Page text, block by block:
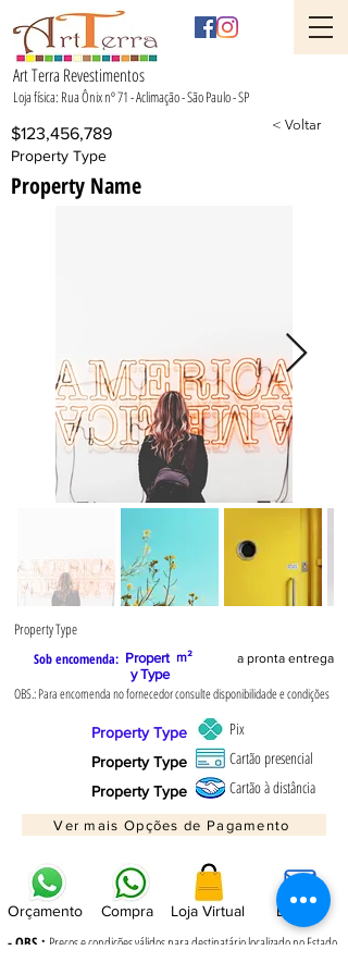
Art Terra Revestimentos
Loja física: Rua Ônix nº 71 - Aclimação - São Paulo - SP
$123,456,789 < Voltar
Property Type
Property Name
Property Type
Sob encomenda: Propert
y Type
m² a pronta entrega
OBS.: Para encomenda no fornecedor consulte disponibilidade e condições
Property Type Pix
Property Type Cartão presencial
Property Type Cartão à distância
Ver mais Opções de Pagamento
Orçamento Compra Loja Virtual E-mail
- OBS.: Preços e condições válidos para destinatário localizado no Estado